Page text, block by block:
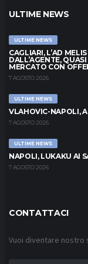
ULTIME NEWS
ULTIME NEWS
CAGLIARI, L’AD
DALL’AGENTE,
MERCATO CON
7 AGOSTO 2026
ULTIME NEWS
VLAHOVIC-NAPOLI,
7 AGOSTO 2026
ULTIME NEWS
NAPOLI, LUKAKU AI
7 AGOSTO 2026
CONTATTACI
Vuoi diventare nostro